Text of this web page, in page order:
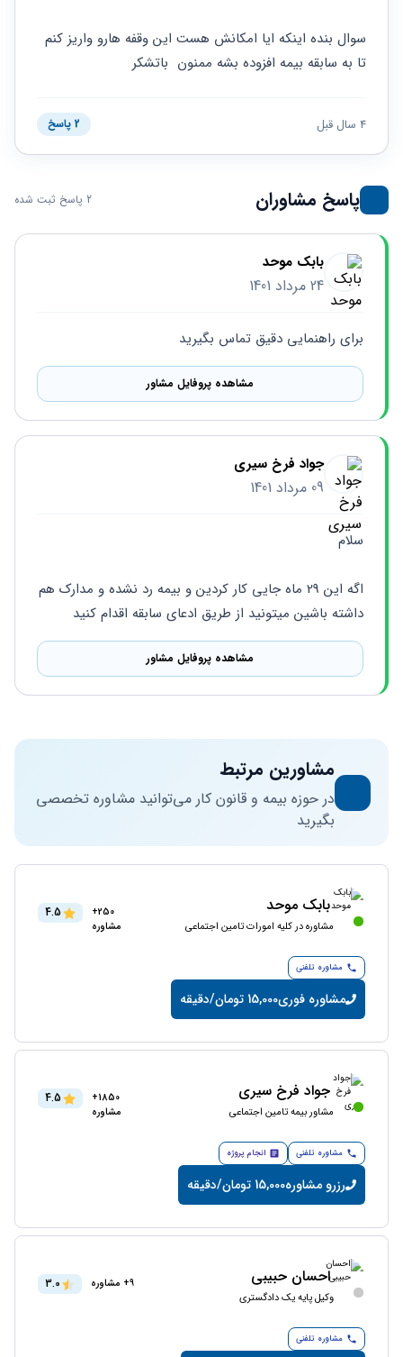
حقوقی
مهریه
حقوقی
کسب
سئو و
بهینه
سازی
شرکت
تا به سابقه بیمه افزوده بشه ممنون  باتشکر
4 سال قبل 2 پاسخ
پاسخ مشاوران 2 پاسخ ثبت شده
بابک موحد
24 مرداد 1401
برای راهنمایی دقیق تماس بگیرید
مشاهده پروفایل مشاور
جواد فرخ سیری
09 مرداد 1401
سلام
داشته باشین میتونید از طریق ادعای سابقه اقدام کنید
مشاهده پروفایل مشاور
مشاورین مرتبط
در حوزه بیمه و قانون کار می‌توانید مشاوره تخصصی
بگیرید
بابک موحد
مشاوره در کلیه امورات تامین اجتماعی
250+
مشاوره
4.5
مشاوره تلفنی
مشاوره فوری15,000 تومان/دقیقه
جواد فرخ سیری
مشاور بیمه تامین اجتماعی
1850+
مشاوره
4.5
مشاوره تلفنی انجام پروژه
رزرو مشاوره15,000 تومان/دقیقه
احسان حبیبی
وکیل پایه یک دادگستری
9+ مشاوره 3.0
مشاوره تلفنی